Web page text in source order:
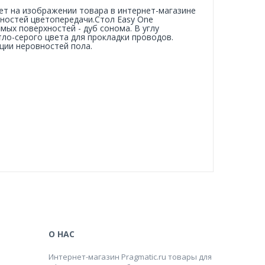
на изображении товара в интернет-магазине
цветопередачи.Стол Easy One
поверхностей - дуб сонома. В углу
серого цвета для прокладки проводов.
неровностей пола.
О НАС
Интернет-магазин Pragmatic.ru товары для